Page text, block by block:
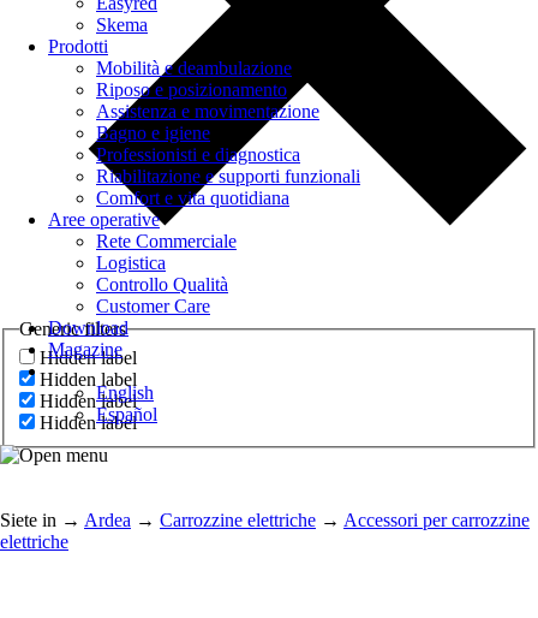
Generic filters
Hidden label
Hidden label
Hidden label
Hidden label
Skema
Prodotti
Mobilità e deambulazione
Riposo e posizionamento
Assistenza e movimentazione
Bagno e igiene
Professionisti e diagnostica
Riabilitazione e supporti funzionali
Comfort e vita quotidiana
Aree operative
Rete Commerciale
Logistica
Controllo Qualità
Customer Care
Download
Magazine
English
Español
Siete in → Ardea → Carrozzine elettriche → Accessori per carrozzine
elettriche